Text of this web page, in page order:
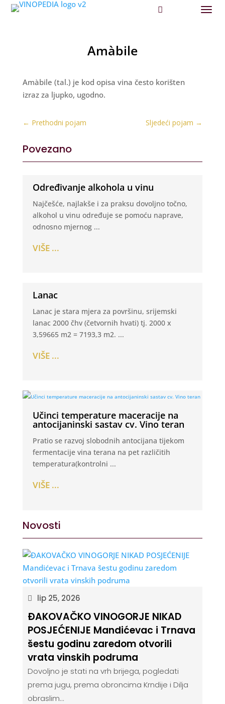
Amàbile
Amàbile (tal.) je kod opisa vina često korišten
izraz za ljupko, ugodno.
← Prethodni pojam Sljedeći pojam →
Povezano
Određivanje alkohola u vinu
Najčešće, najlakše i za praksu dovoljno točno,
alkohol u vinu određuje se pomoću naprave,
odnosno mjernog ...
VIŠE ...
Lanac
Lanac je stara mjera za površinu, srijemski
lanac 2000 čhv (četvornih hvati) tj. 2000 x
3,59665 m2 = 7193,3 m2. ...
VIŠE ...
Učinci temperature maceracije na
antocijaninski sastav cv. Vino teran
Pratio se razvoj slobodnih antocijana tijekom
fermentacije vina terana na pet različitih
temperatura(kontrolni ...
VIŠE ...
Novosti
lip 25, 2026
ĐAKOVAČKO VINOGORJE NIKAD
POSJEĆENIJE Mandićevac i Trnava
šestu godinu zaredom otvorili
vrata vinskih podruma
Dovoljno je stati na vrh brijega, pogledati
prema jugu, prema obroncima Krndije i Dilja
obraslim...